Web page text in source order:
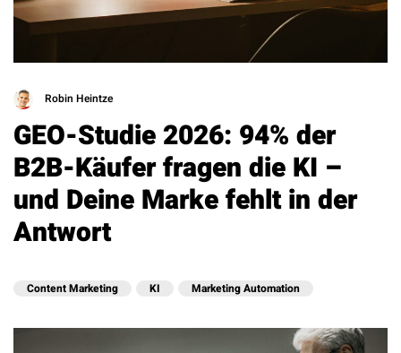
Robin Heintze
GEO-Studie 2026: 94% der
B2B-Käufer fragen die KI –
und Deine Marke fehlt in der
Antwort
Content Marketing KI Marketing Automation